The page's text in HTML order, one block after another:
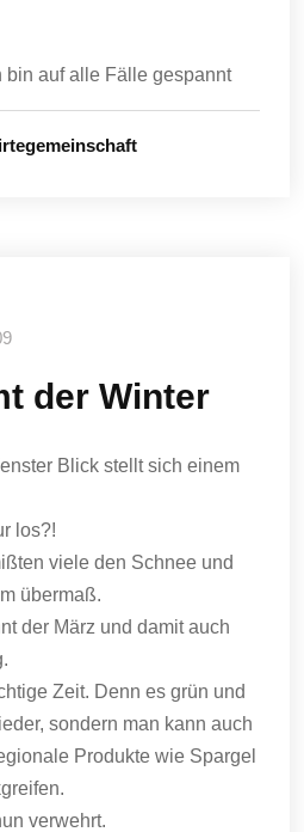
bin auf alle Fälle gespannt
der Winter
Blick stellt sich einem
los?!
viele den Schnee und
übermaß.
der März und damit auch
Zeit. Denn es grün und
sondern man kann auch
Produkte wie Spargel
verwehrt.